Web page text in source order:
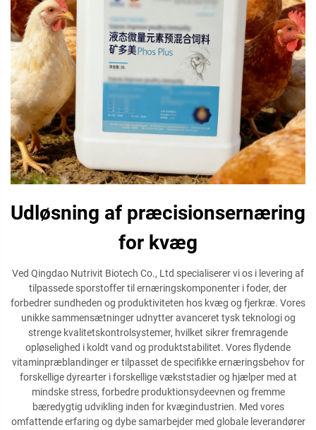
Udløsning af præcisionsernæring
for kvæg
Ved Qingdao Nutrivit Biotech Co., Ltd specialiserer vi os i levering af
tilpassede sporstoffer til ernæringskomponenter i foder, der
forbedrer sundheden og produktiviteten hos kvæg og fjerkræ. Vores
unikke sammensætninger udnytter avanceret tysk teknologi og
strenge kvalitetskontrolsystemer, hvilket sikrer fremragende
opløselighed i koldt vand og produktstabilitet. Vores flydende
vitaminpræblandinger er tilpasset de specifikke ernæringsbehov for
forskellige dyrearter i forskellige vækststadier og hjælper med at
mindske stress, forbedre produktionsydeevnen og fremme
bæredygtig udvikling inden for kvægindustrien. Med vores
omfattende erfaring og dybe samarbejder med globale leverandører